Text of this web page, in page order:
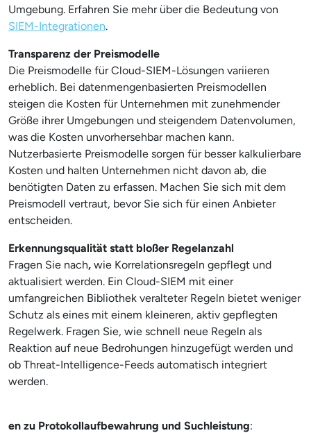
Umgebung. Erfahren Sie mehr über die Bedeutung von
SIEM-Integrationen.
Transparenz der Preismodelle
Die Preismodelle für Cloud-SIEM-Lösungen variieren
erheblich. Bei datenmengenbasierten Preismodellen
steigen die Kosten für Unternehmen mit zunehmender
Größe ihrer Umgebungen und steigendem Datenvolumen,
was die Kosten unvorhersehbar machen kann.
Nutzerbasierte Preismodelle sorgen für besser kalkulierbare
Kosten und halten Unternehmen nicht davon ab, die
benötigten Daten zu erfassen. Machen Sie sich mit dem
Preismodell vertraut, bevor Sie sich für einen Anbieter
entscheiden.
Erkennungsqualität statt bloßer Regelanzahl
Fragen Sie nach, wie Korrelationsregeln gepflegt und
aktualisiert werden. Ein Cloud-SIEM mit einer
umfangreichen Bibliothek veralteter Regeln bietet weniger
Schutz als eines mit einem kleineren, aktiv gepflegten
Regelwerk. Fragen Sie, wie schnell neue Regeln als
Reaktion auf neue Bedrohungen hinzugefügt werden und
ob Threat-Intelligence-Feeds automatisch integriert
werden.
en zu Protokollaufbewahrung und Suchleistung: